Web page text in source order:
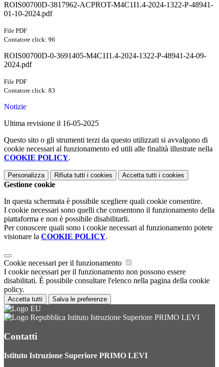
ROIS00700D-3817962-ACPROT-M4C1I1.4-2024-1322-P-48941-
01-10-2024.pdf
File PDF
Contatore click: 96
ROIS00700D-0-3691405-M4C1I1.4-2024-1322-P-48941-24-09-
2024.pdf
File PDF
Contatore click: 83
Notizie
Ultima revisione il 16-05-2025
Questo sito o gli strumenti terzi da questo utilizzati si avvalgono di
cookie necessari al funzionamento ed utili alle finalità illustrate nella
COOKIE POLICY.
Personalizza Rifiuta tutti i cookies Accetta tutti i cookies
Gestione cookie
In questa schermata è possibile scegliere quali cookie consentire.
I cookie necessari sono quelli che consentono il funzionamento della
piattaforma e non è possibile disabilitarli.
Per conoscere quali sono i cookie necessari al funzionamento potete
visionare la COOKIE POLICY.
Cookie necessari per il funzionamento
I cookie necessari per il funzionamento non possono essere
disabilitati. È possibile consultare l'elenco nella pagina della cookie
policy.
Accetta tutti Salva le preferenze
Istituto Istruzione Superiore PRIMO LEVI
Contatti
Istituto Istruzione Superiore PRIMO LEVI